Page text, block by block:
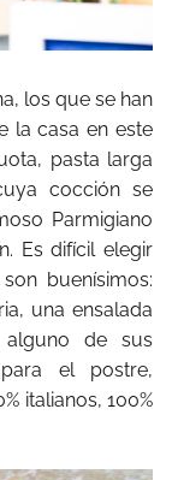
los que se han
la casa en este
pasta larga
cocción se
Parmigiano
Es difícil elegir
buenísimos:
una ensalada
de sus
el postre,
italianos, 100%